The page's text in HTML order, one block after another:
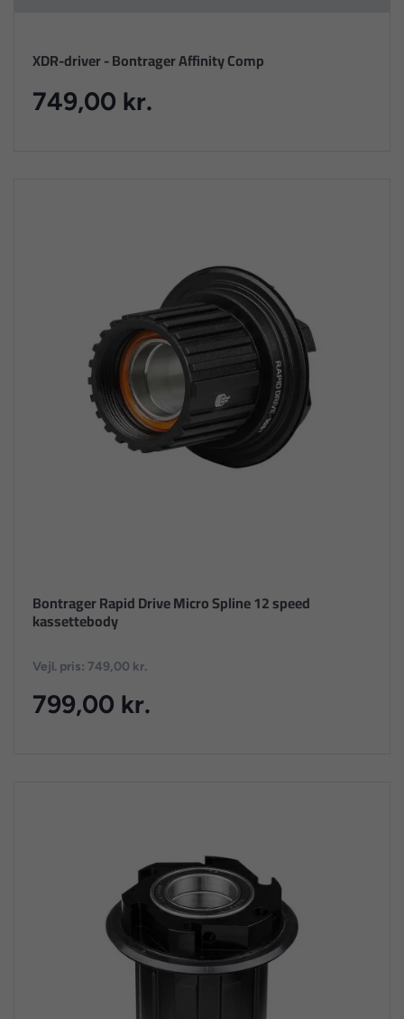
XDR-driver - Bontrager Affinity Comp
749,00 kr.
Bontrager Rapid Drive Micro Spline 12 speed
kassettebody
Vejl. pris: 749,00 kr.
799,00 kr.